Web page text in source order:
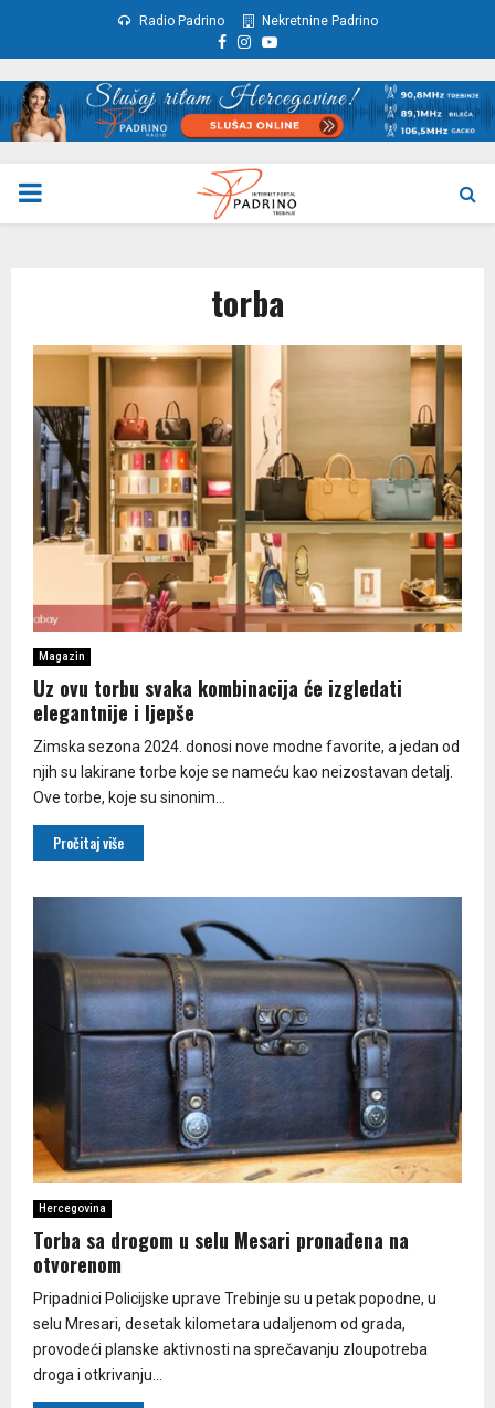
Radio Padrino Nekretnine Padrino
Facebook
Instagram
Youtube
PRIMARY
torba
Magazin
Uz ovu torbu svaka kombinacija će izgledati
elegantnije i ljepše
Zimska sezona 2024. donosi nove modne favorite, a jedan od
njih su lakirane torbe koje se nameću kao neizostavan detalj.
Ove torbe, koje su sinonim...
Pročitaj više
Hercegovina
Torba sa drogom u selu Mesari pronađena na
otvorenom
Pripadnici Policijske uprave Trebinje su u petak popodne, u
selu Mresari, desetak kilometara udaljenom od grada,
provodeći planske aktivnosti na sprečavanju zloupotreba
droga i otkrivanju...